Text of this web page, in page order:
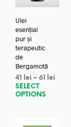
Ulei
esențial
pur și
terapeutic
de
Bergamotă
41 lei – 61
lei
SELECT
OPTIONS